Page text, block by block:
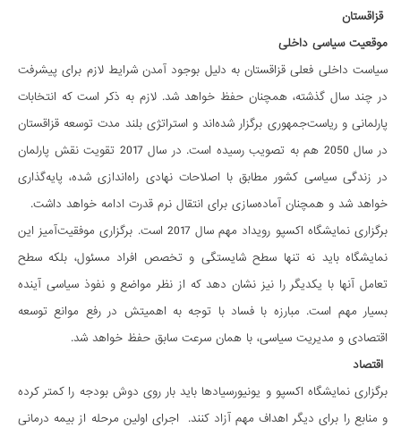
قزاقستان
موقعیت سیاسی داخلی
سیاست داخلی فعلی قزاقستان به دلیل بوجود آمدن شرایط لازم برای پیشرفت
در چند سال گذشته، همچنان حفظ خواهد شد. لازم به ذکر است که انتخابات
پارلمانی و ریاست‌جمهوری برگزار شده‌اند و استراتژی بلند مدت توسعه قزاقستان
در سال 2050 هم به تصویب رسیده است. در سال 2017 تقویت نقش پارلمان
در زندگی سیاسی کشور مطابق با اصلاحات نهادی راه‌اندازی شده، پایه‌گذاری
خواهد شد و همچنان آماده‌سازی برای انتقال نرم قدرت ادامه خواهد داشت.
برگزاری نمایشگاه اکسپو رویداد مهم سال 2017 است. برگزاری موفقیت‌آمیز این
نمایشگاه باید نه تنها سطح شایستگی و تخصص افراد مسئول، بلکه سطح
تعامل آنها با یکدیگر را نیز نشان دهد که از نظر مواضع و نفوذ سیاسی آینده
بسیار مهم است. مبارزه با فساد با توجه به اهمیتش در رفع موانع توسعه
اقتصادی و مدیریت سیاسی، با همان سرعت سابق حفظ خواهد شد.
اقتصاد
برگزاری نمایشگاه اکسپو و یونیورسیادها باید بار روی دوش بودجه را کمتر کرده
و منابع را برای دیگر اهداف مهم آزاد کنند. اجرای اولین مرحله از بیمه درمانی